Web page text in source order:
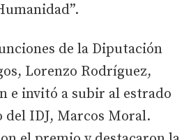
de la Diputación
Lorenzo Rodríguez,
e invitó a subir al estrado
IDJ, Marcos Moral.